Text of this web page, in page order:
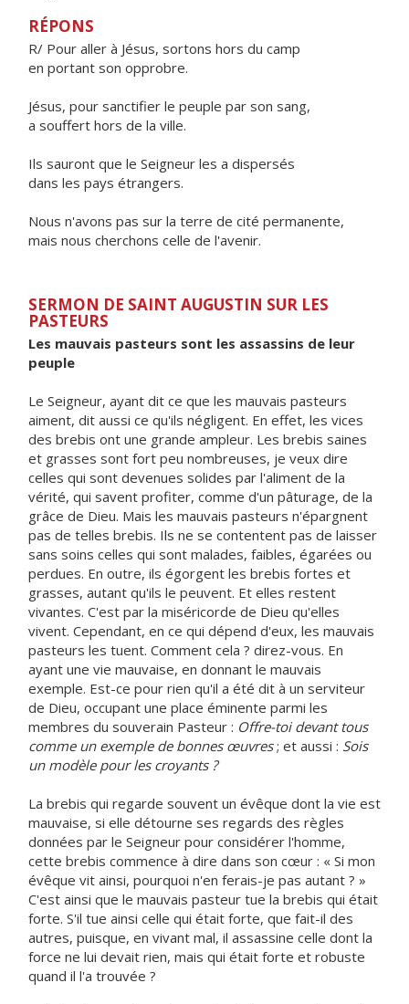
RÉPONS
R/ Pour aller à Jésus, sortons hors du camp
en portant son opprobre.
Jésus, pour sanctifier le peuple par son sang,
a souffert hors de la ville.
Ils sauront que le Seigneur les a dispersés
dans les pays étrangers.
Nous n'avons pas sur la terre de cité permanente,
mais nous cherchons celle de l'avenir.
SERMON DE SAINT AUGUSTIN SUR LES
PASTEURS
Les mauvais pasteurs sont les assassins de leur
peuple
Le Seigneur, ayant dit ce que les mauvais pasteurs
aiment, dit aussi ce qu'ils négligent. En effet, les vices
des brebis ont une grande ampleur. Les brebis saines
et grasses sont fort peu nombreuses, je veux dire
celles qui sont devenues solides par l'aliment de la
vérité, qui savent profiter, comme d'un pâturage, de la
grâce de Dieu. Mais les mauvais pasteurs n'épargnent
pas de telles brebis. Ils ne se contentent pas de laisser
sans soins celles qui sont malades, faibles, égarées ou
perdues. En outre, ils égorgent les brebis fortes et
grasses, autant qu'ils le peuvent. Et elles restent
vivantes. C'est par la miséricorde de Dieu qu'elles
vivent. Cependant, en ce qui dépend d'eux, les mauvais
pasteurs les tuent. Comment cela ? direz-vous. En
ayant une vie mauvaise, en donnant le mauvais
exemple. Est-ce pour rien qu'il a été dit à un serviteur
de Dieu, occupant une place éminente parmi les
membres du souverain Pasteur : Offre-toi devant tous
comme un exemple de bonnes œuvres; et aussi : Sois
un modèle pour les croyants ?
La brebis qui regarde souvent un évêque dont la vie est
mauvaise, si elle détourne ses regards des règles
données par le Seigneur pour considérer l'homme,
cette brebis commence à dire dans son cœur : « Si mon
évêque vit ainsi, pourquoi n'en ferais-je pas autant ? »
C'est ainsi que le mauvais pasteur tue la brebis qui était
forte. S'il tue ainsi celle qui était forte, que fait-il des
autres, puisque, en vivant mal, il assassine celle dont la
force ne lui devait rien, mais qui était forte et robuste
quand il l'a trouvée ?